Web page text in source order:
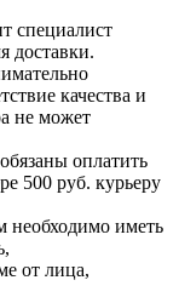
специалист
доставки.
качества и
не может
оплатить
500 руб. курьеру
необходимо иметь
от лица,